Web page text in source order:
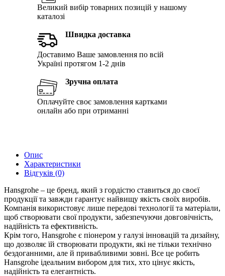
Великий вибір товарних позицій у нашому
каталозі
Швидка доставка
Доставимо Ваше замовлення по всій
Україні протягом 1-2 днів
Зручна оплата
Оплачуйте своє замовлення картками
онлайн або при отриманні
Опис
Характеристики
Відгуків (0)
Hansgrohe – це бренд, який з гордістю ставиться до своєї
продукції та завжди гарантує найвищу якість своїх виробів.
Компанія використовує лише передові технології та матеріали,
щоб створювати свої продукти, забезпечуючи довговічність,
надійність та ефективність.
Крім того, Hansgrohe є піонером у галузі інновацій та дизайну,
що дозволяє їй створювати продукти, які не тільки технічно
бездоганними, але й привабливими зовні. Все це робить
Hansgrohe ідеальним вибором для тих, хто цінує якість,
надійність та елегантність.